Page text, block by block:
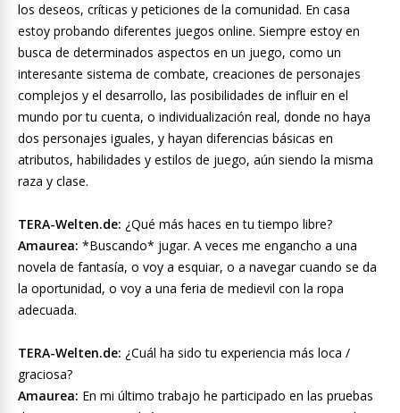
los deseos, críticas y peticiones de la comunidad. En casa
estoy probando diferentes juegos online. Siempre estoy en
busca de determinados aspectos en un juego, como un
interesante sistema de combate, creaciones de personajes
complejos y el desarrollo, las posibilidades de influir en el
mundo por tu cuenta, o individualización real, donde no haya
dos personajes iguales, y hayan diferencias básicas en
atributos, habilidades y estilos de juego, aún siendo la misma
raza y clase.
TERA-Welten.de: ¿Qué más haces en tu tiempo libre?
Amaurea: *Buscando* jugar. A veces me engancho a una
novela de fantasía, o voy a esquiar, o a navegar cuando se da
la oportunidad, o voy a una feria de medievil con la ropa
adecuada.
TERA-Welten.de: ¿Cuál ha sido tu experiencia más loca /
graciosa?
Amaurea: En mi último trabajo he participado en las pruebas